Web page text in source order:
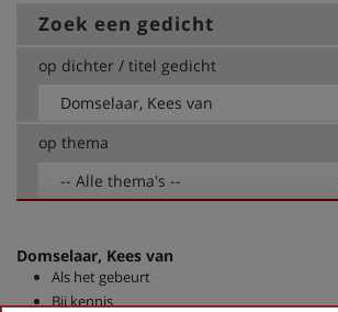
Zoek een gedicht
op dichter / titel gedicht
op thema
-- Alle thema's --
Domselaar, Kees van
Als het gebeurt
Bij kennis